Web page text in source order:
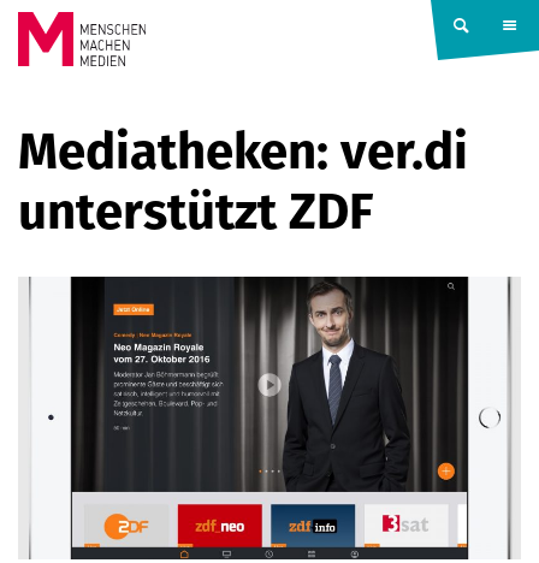
Springe zum Inhalt
MACHEN
MEDIEN
Mediatheken: ver.di
unterstützt ZDF